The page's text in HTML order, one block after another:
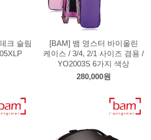
크 슬림
[BAM] 뱀 영스터 바이올린
케이스 / 3/4, 2/1 사이즈 겸용 /
YO2003S 6가지 색상
280,000원